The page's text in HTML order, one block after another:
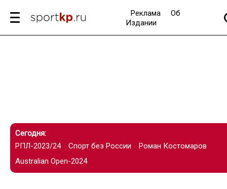
Реклама
Об
Издании
Сегодня:
РПЛ-2023/24
Спорт без России
Роман Костомаров
Australian Open-2024